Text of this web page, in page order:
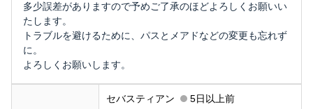
多少誤差がありますので予めご了承のほどよろしくお願いい
たします。
トラブルを避けるために、パスとメアドなどの変更も忘れず
に。
よろしくお願いします。
セバスティアン
5日以上前